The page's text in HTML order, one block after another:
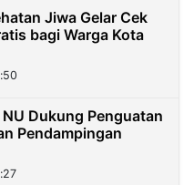
Jiwa Gelar Cek
bagi Warga Kota
Dukung Penguatan
Pendampingan